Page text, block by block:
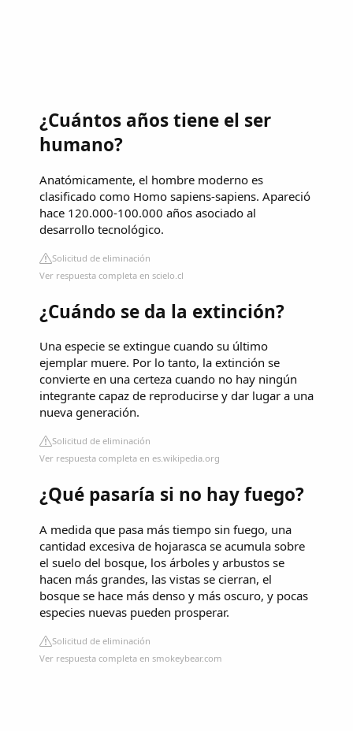
¿Cuántos años tiene el ser
humano?
Anatómicamente, el hombre moderno es
clasificado como Homo sapiens-sapiens. Apareció
hace 120.000-100.000 años asociado al
desarrollo tecnológico.
Solicitud de eliminación
Ver respuesta completa en scielo.cl
¿Cuándo se da la extinción?
Una especie se extingue cuando su último
ejemplar muere. Por lo tanto, la extinción se
convierte en una certeza cuando no hay ningún
integrante capaz de reproducirse y dar lugar a una
nueva generación.
Solicitud de eliminación
Ver respuesta completa en es.wikipedia.org
¿Qué pasaría si no hay fuego?
A medida que pasa más tiempo sin fuego, una
cantidad excesiva de hojarasca se acumula sobre
el suelo del bosque, los árboles y arbustos se
hacen más grandes, las vistas se cierran, el
bosque se hace más denso y más oscuro, y pocas
especies nuevas pueden prosperar.
Solicitud de eliminación
Ver respuesta completa en smokeybear.com